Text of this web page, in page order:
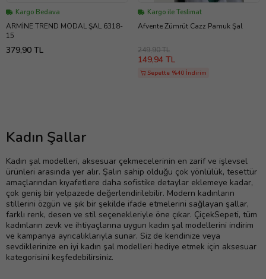
Kargo Bedava
ARMİNE TREND MODAL ŞAL 6318-
15
379,90 TL
Kargo ile Teslimat
Afvente Zümrüt Cazz Pamuk Şal
249,90 TL
149,94 TL
Sepette %40 İndirim
Kadın Şallar
Kadın şal modelleri, aksesuar çekmecelerinin en zarif ve işlevsel
ürünleri arasında yer alır. Şalın sahip olduğu çok yönlülük, tesettür
amaçlarından kıyafetlere daha sofistike detaylar eklemeye kadar,
çok geniş bir yelpazede değerlendirilebilir. Modern kadınların
stillerini özgün ve şık bir şekilde ifade etmelerini sağlayan şallar,
farklı renk, desen ve stil seçenekleriyle öne çıkar. ÇiçekSepeti, tüm
kadınların zevk ve ihtiyaçlarına uygun kadın şal modellerini indirim
ve kampanya ayrıcalıklarıyla sunar. Siz de kendinize veya
sevdiklerinize en iyi kadın şal modelleri hediye etmek için aksesuar
kategorisini keşfedebilirsiniz.